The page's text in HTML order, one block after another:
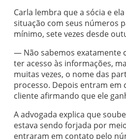
Carla lembra que a sócia e
situação com seus números
mínimo, sete vezes desde
— Não sabemos exatamente
ter acesso às informações,
muitas vezes, o nome das
processo. Depois entram em
cliente afirmando que ele
A advogada explica que
estava sendo forjada por
entraram em contato pelo